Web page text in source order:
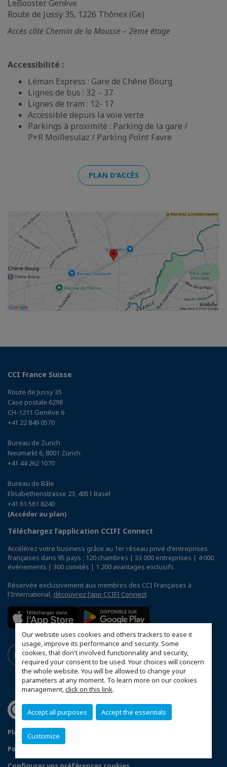
Our website uses cookies and others trackers to ease it
usage, improve its performance and security. Some
cookies, that don't involved functionnality and security,
required your consent to be used. Your choices will concern
the whole website. You will be allowed to change your
parameters at any moment. To learn more on our cookies
management,click on this link.
Accept all purposes Accept the essentials
Customize
LeBooster Genève
Route de Jussy 35, 1226 Thônex (Ge)
Accès côté Chemin de la Mousse – 2ème étage
Accessibilité :
Léman Express : Gare de Chêne Bourg
Lignes de bus : 32 – 37
Lignes de tram : 12- 17
Accessible depuis la voie verte
Parkings à proximité : Parking de la gare /
P+R Moillesulaz / Parking Point Favre
PLAN D'ACCÈS
CCI France Suisse
Route de Jussy 35
Case postale 6298
CH-1211 Genève 6
+41 22 849 0570
Bureau de Zurich
Neumarkt 6, 8001 Zürich
+41 44 262 1070
Bureau de Bâle
Elisabethenstrasse 23, 4051 Basel
+41 61 561 8240
(Accéder au plan)
Téléchargez l’application CCIFI Connect
Accélérez votre business grâce au 1er réseau privé d'entreprises
françaises dans 95 pays : 120 chambres | 33 000 entreprises | 4 000
événements | 300 comités | 1 200 avantages exclusifs
Réservée exclusivement aux membres des CCI Françaises à
l'International, découvrez l'app CCIFI Connect.
Plan d'accès Genève
Politique de confidentialité